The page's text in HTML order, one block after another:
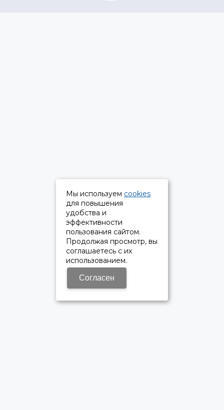
Мы используем cookies
для повышения
удобства и
эффективности
пользования сайтом.
Продолжая просмотр, вы
соглашаетесь с их
использованием.
Согласен